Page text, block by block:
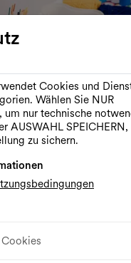
Cookies und
Wählen Sie NUR
um nur technische
AUSWAHL SPEICHERN,
zu sichern.